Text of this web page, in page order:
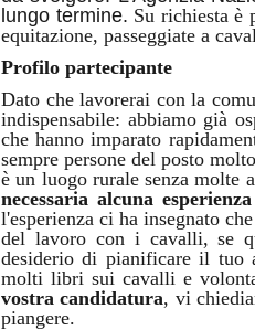
lungo termine. Su richiesta è
equitazione, passeggiate a
Profilo partecipante
Dato che lavorerai con la
indispensabile: abbiamo già
che hanno imparato
sempre persone del posto
è un luogo rurale senza
necessaria alcuna
l'esperienza ci ha insegnato
del lavoro con i cavalli, se
desiderio di pianificare il tuo
molti libri sui cavalli e
vostra candidatura, vi
piangere.